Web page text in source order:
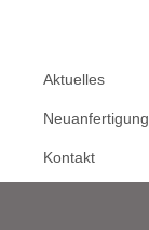
Aktuelles
Kontakt